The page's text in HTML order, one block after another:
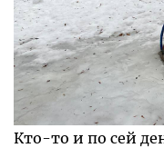
Кто-то и по сей